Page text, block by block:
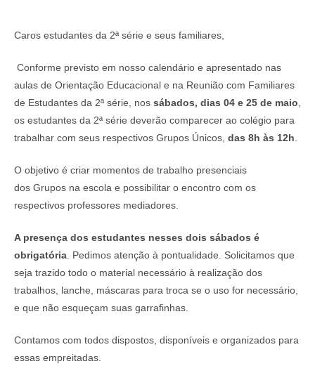
Caros estudantes da 2ª série e seus familiares,
Conforme previsto em nosso calendário e apresentado nas
aulas de Orientação Educacional e na Reunião com Familiares
de Estudantes da 2ª série, nos sábados, dias 04 e 25 de maio,
os estudantes da 2ª série deverão comparecer ao colégio para
trabalhar com seus respectivos Grupos Únicos, das 8h às 12h.
O objetivo é criar momentos de trabalho presenciais
dos Grupos na escola e possibilitar o encontro com os
respectivos professores mediadores.
A presença dos estudantes nesses dois sábados é
obrigatória. Pedimos atenção à pontualidade. Solicitamos que
seja trazido todo o material necessário à realização dos
trabalhos, lanche, máscaras para troca se o uso for necessário,
e que não esqueçam suas garrafinhas.
Contamos com todos dispostos, disponíveis e organizados para
essas empreitadas.